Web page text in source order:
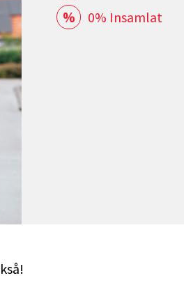
0% Insamlat